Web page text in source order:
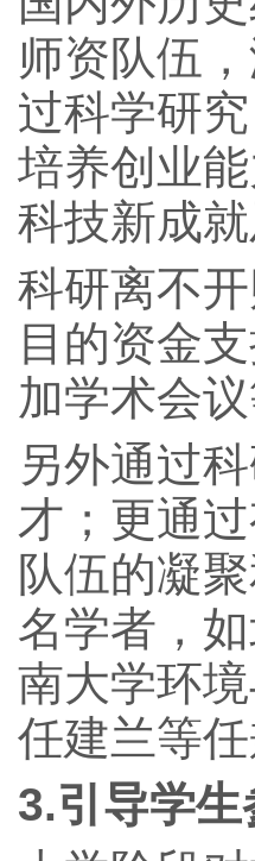
师资队伍
过科学研
培养创业
科技新成
科研离不
目的资金
加学术会议
另外通过
才；更通
队伍的凝
名学者，
南大学环
任建兰等
3.引导学